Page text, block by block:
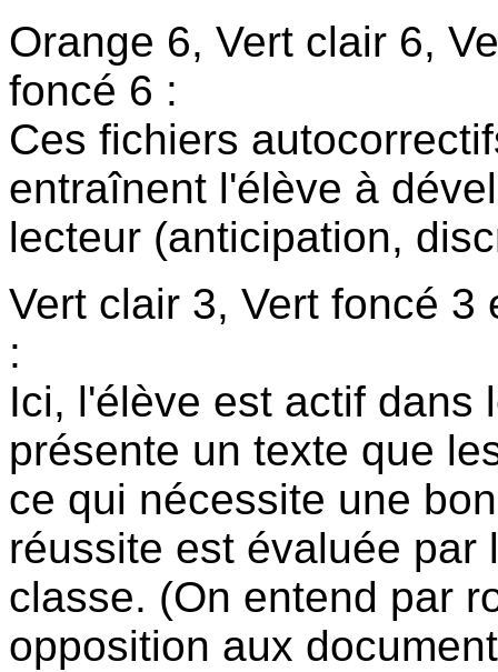
Orange 6, Vert clair 6,
foncé 6 :
Ces fichiers
entraînent l'élève à
lecteur (anticipation,
Vert clair 3, Vert foncé
:
Ici, l'élève est actif dans
présente un texte que
ce qui nécessite une
réussite est évaluée
classe. (On entend par
opposition aux